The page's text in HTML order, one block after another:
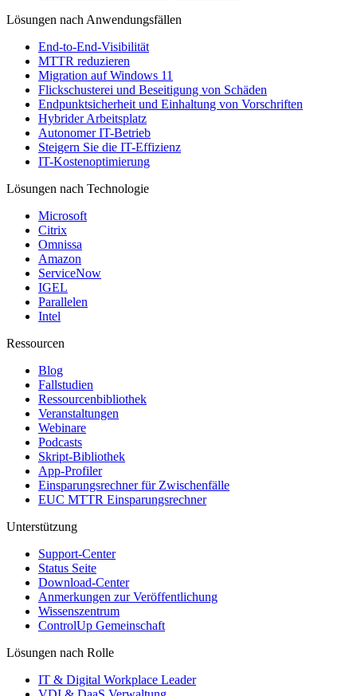
Lösungen nach Anwendungsfällen
End-to-End-Visibilität
MTTR reduzieren
Migration auf Windows 11
Flickschusterei und Beseitigung von Schäden
Endpunktsicherheit und Einhaltung von Vorschriften
Hybrider Arbeitsplatz
Autonomer IT-Betrieb
Steigern Sie die IT-Effizienz
IT-Kostenoptimierung
Lösungen nach Technologie
Microsoft
Citrix
Omnissa
Amazon
ServiceNow
IGEL
Parallelen
Intel
Ressourcen
Blog
Fallstudien
Ressourcenbibliothek
Veranstaltungen
Webinare
Podcasts
Skript-Bibliothek
App-Profiler
Einsparungsrechner für Zwischenfälle
EUC MTTR Einsparungsrechner
Unterstützung
Support-Center
Status Seite
Download-Center
Anmerkungen zur Veröffentlichung
Wissenszentrum
ControlUp Gemeinschaft
Lösungen nach Rolle
IT & Digital Workplace Leader